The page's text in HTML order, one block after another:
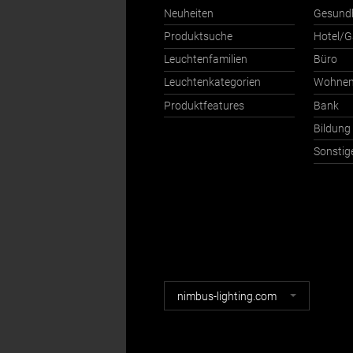
Neuheiten
Produktsuche
Leuchtenfamilien
Leuchtenkategorien
Produktfeatures
Hotel/
Büro
Wohnen
Bank
Bildung
Nimbus
Webseiten
nimbus-lighting.com